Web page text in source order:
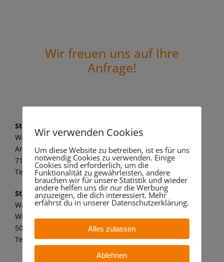
Wir freuen uns auf Ihre
Anfrage!
Standort Marbach
Wandaa GmbH
Am alten Kraftwerk 1
71672 Marbach a. N.
Tel.: 07144 8062 149
Standort Bergheim
Wandaa GmbH
Willy-Messerschmitt-Str. 6
50126 Bergheim – Paffendorf
Tel.: 02271 7 59 21 11
Wir verwenden Cookies
Um diese Website zu betreiben, ist es für uns
notwendig Cookies zu verwenden. Einige
Cookies sind erforderlich, um die
Funktionalität zu gewährleisten, andere
brauchen wir für unsere Statistik und wieder
andere helfen uns dir nur die Werbung
anzuzeigen, die dich interessiert. Mehr
erfährst du in unserer Datenschutzerklärung.
Alles zulassen
Ablehnen